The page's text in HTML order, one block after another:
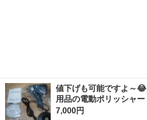
値下げも可能ですよ～
用品の電動ポリッシャー
7,000円